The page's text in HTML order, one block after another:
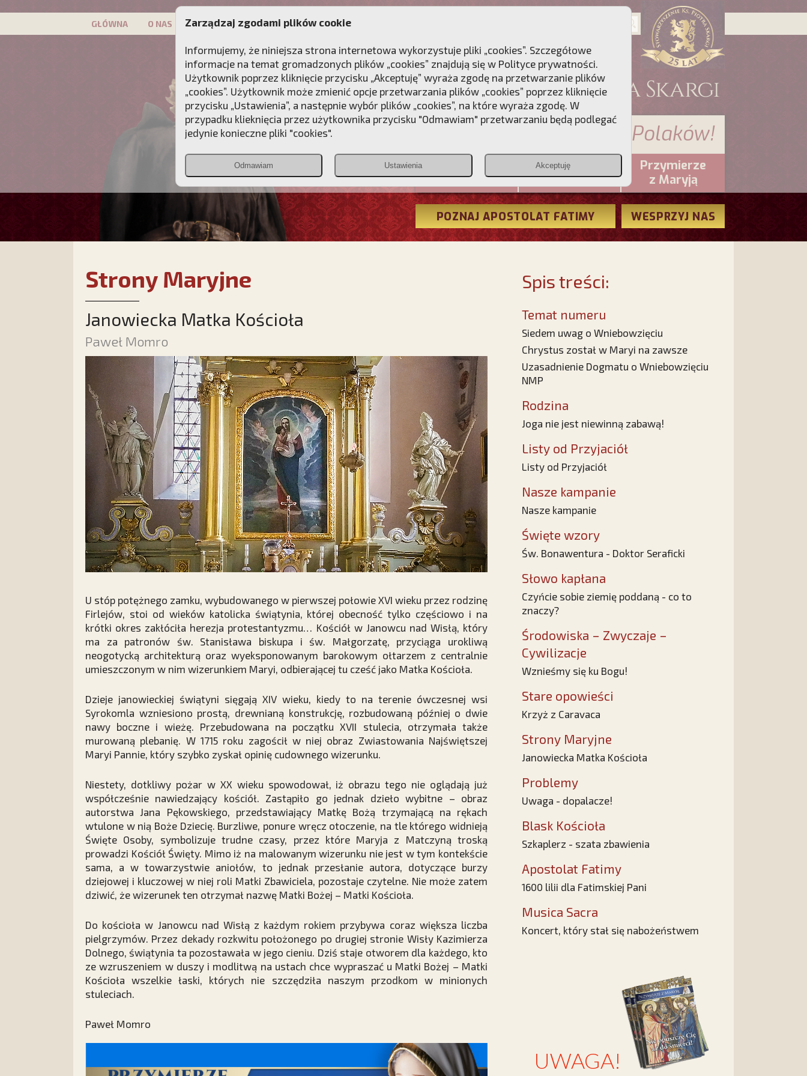
GŁÓWNA O NAS PATRON KAMPANIE DLA DUSZY
Przebudźmy sumienia Polaków!
Christiana
PCh24.pl
Przymierze
z Maryją
POZNAJ APOSTOLAT FATIMY WESPRZYJ NAS
Strony Maryjne
Janowiecka Matka Kościoła
Paweł Momro
U stóp potężnego zamku, wybudowanego w pierwszej połowie XVI wieku przez rodzinę
Firlejów, stoi od wieków katolicka świątynia, której obecność tylko częściowo i na
krótki okres zakłóciła herezja protestantyzmu… Kościół w Janowcu nad Wisłą, który
ma za patronów św. Stanisława biskupa i św. Małgorzatę, przyciąga urokliwą
neogotycką architekturą oraz wyeksponowanym barokowym ołtarzem z centralnie
umieszczonym w nim wizerunkiem Maryi, odbierającej tu cześć jako Matka Kościoła.
Dzieje janowieckiej świątyni sięgają XIV wieku, kiedy to na terenie ówczesnej wsi
Syrokomla wzniesiono prostą, drewnianą konstrukcję, rozbudowaną później o dwie
nawy boczne i wieżę. Przebudowana na początku XVII stulecia, otrzymała także
murowaną plebanię. W 1715 roku zagościł w niej obraz Zwiastowania Najświętszej
Maryi Pannie, który szybko zyskał opinię cudownego wizerunku.
Niestety, dotkliwy pożar w XX wieku spowodował, iż obrazu tego nie oglądają już
współcześnie nawiedzający kościół. Zastąpiło go jednak dzieło wybitne – obraz
autorstwa Jana Pękowskiego, przedstawiający Matkę Bożą trzymającą na rękach
wtulone w nią Boże Dziecię. Burzliwe, ponure wręcz otoczenie, na tle którego widnieją
Święte Osoby, symbolizuje trudne czasy, przez które Maryja z Matczyną troską
prowadzi Kościół Święty. Mimo iż na malowanym wizerunku nie jest w tym kontekście
sama, a w towarzystwie aniołów, to jednak przesłanie autora, dotyczące burzy
dziejowej i kluczowej w niej roli Matki Zbawiciela, pozostaje czytelne. Nie może zatem
dziwić, że wizerunek ten otrzymał nazwę Matki Bożej – Matki Kościoła.
Do kościoła w Janowcu nad Wisłą z każdym rokiem przybywa coraz większa liczba
pielgrzymów. Przez dekady rozkwitu położonego po drugiej stronie Wisły Kazimierza
Dolnego, świątynia ta pozostawała w jego cieniu. Dziś staje otworem dla każdego, kto
ze wzruszeniem w duszy i modlitwą na ustach chce wypraszać u Matki Bożej – Matki
Kościoła wszelkie łaski, których nie szczędziła naszym przodkom w minionych
stuleciach.
Paweł Momro
Spis treści:
Temat numeru
Siedem uwag o Wniebowzięciu
Chrystus został w Maryi na zawsze
Uzasadnienie Dogmatu o Wniebowzięciu
NMP
Rodzina
Joga nie jest niewinną zabawą!
Listy od Przyjaciół
Listy od Przyjaciół
Nasze kampanie
Nasze kampanie
Święte wzory
Św. Bonawentura - Doktor Seraficki
Słowo kapłana
Czyńcie sobie ziemię poddaną - co to
znaczy?
Środowiska – Zwyczaje –
Cywilizacje
Wznieśmy się ku Bogu!
Stare opowieści
Krzyż z Caravaca
Strony Maryjne
Janowiecka Matka Kościoła
Problemy
Uwaga - dopalacze!
Blask Kościoła
Szkaplerz - szata zbawienia
Apostolat Fatimy
1600 lilii dla Fatimskiej Pani
Musica Sacra
Koncert, który stał się nabożeństwem
UWAGA!
Zarządzaj zgodami plików cookie
Informujemy, że niniejsza strona internetowa wykorzystuje pliki „cookies”. Szczegółowe
informacje na temat gromadzonych plików „cookies” znajdują się w Polityce prywatności.
Użytkownik poprzez kliknięcie przycisku „Akceptuję” wyraża zgodę na przetwarzanie plików
„cookies”. Użytkownik może zmienić opcje przetwarzania plików „cookies” poprzez kliknięcie
przycisku „Ustawienia”, a następnie wybór plików „cookies”, na które wyraża zgodę. W
przypadku klieknięcia przez użytkownika przycisku "Odmawiam" przetwarzaniu będą podlegać
jedynie konieczne pliki "cookies".
Odmawiam Ustawienia Akceptuję